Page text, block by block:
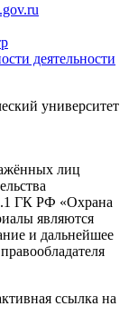
деятельности
университет
лиц
ГК РФ «Охрана
являются
и дальнейшее
ссылка на